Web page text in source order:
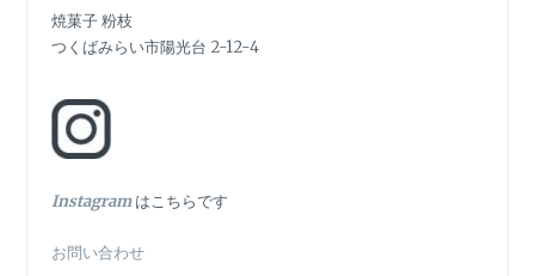
ー
シ
ョ
ン
焼菓子 粉枝
つくばみらい市陽光台 2-12-4
Instagramはこちらです
お問い合わせ